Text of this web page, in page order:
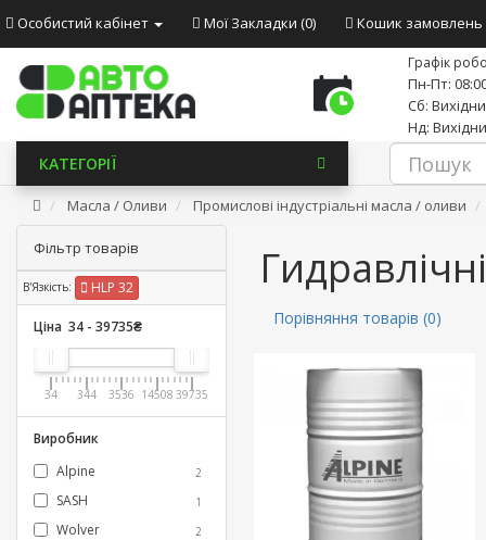
Особистий кабінет Мої Закладки (0) Кошик замовлень
Графік
Пн-Пт:
Сб:
Нд:
КАТЕГОРІЇ
Масла / Оливи Промислові індустріальні масла / оливи
Фільтр товарів
В'Язкість: HLP 32
Ціна 34 - 39735₴
34 344 3536 14508 39735
Виробник
Alpine
2
SASH 1
Wolver 2
Порівняння товарів (0)